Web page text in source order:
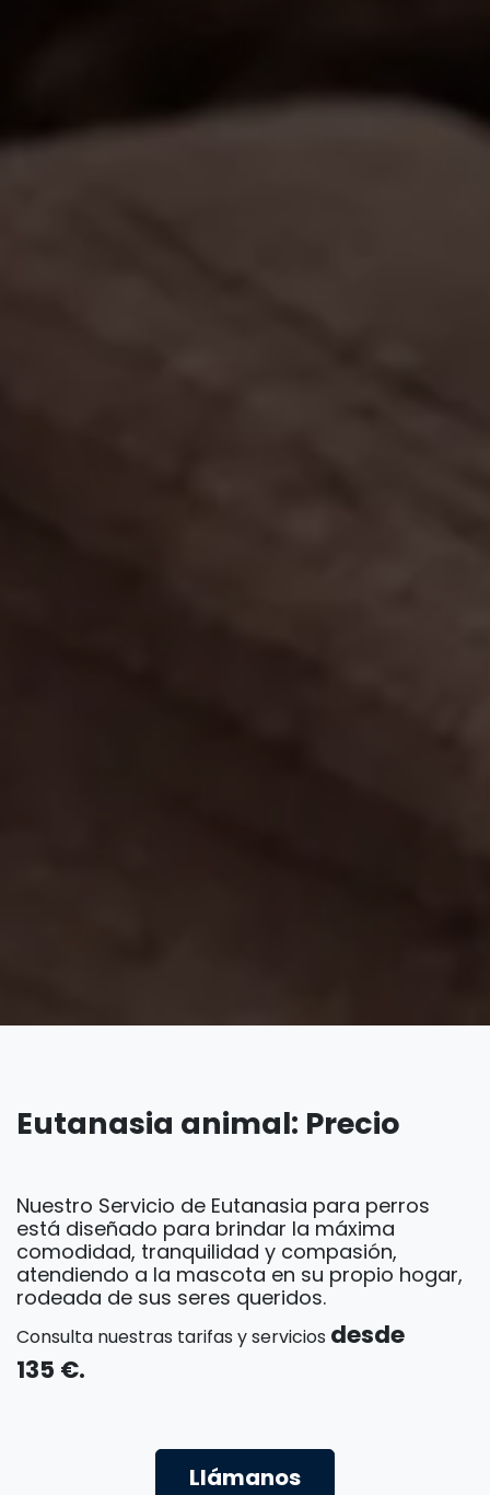
Eutanasia animal: Precio
Nuestro Servicio de Eutanasia para perros
está diseñado para brindar la máxima
comodidad, tranquilidad y compasión,
atendiendo a la mascota en su propio hogar,
rodeada de sus seres queridos.
Consulta nuestras tarifas y servicios desde
135 €.
Llámanos